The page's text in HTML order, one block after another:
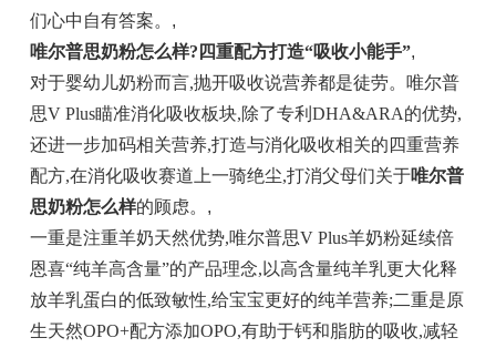
们心中自有答案。 ,
唯尔普思奶粉怎么样?四重配方打造“吸收小能手”,
对于婴幼儿奶粉而言,抛开吸收说营养都是徒劳。唯尔普
思V Plus瞄准消化吸收板块,除了专利DHA&ARA的优势,
还进一步加码相关营养,打造与消化吸收相关的四重营养
配方,在消化吸收赛道上一骑绝尘,打消父母们关于唯尔普
思奶粉怎么样的顾虑。 ,
一重是注重羊奶天然优势,唯尔普思V Plus羊奶粉延续倍
恩喜“纯羊高含量”的产品理念,以高含量纯羊乳更大化释
放羊乳蛋白的低致敏性,给宝宝更好的纯羊营养;二重是原
生天然OPO+配方添加OPO,有助于钙和脂肪的吸收,减轻